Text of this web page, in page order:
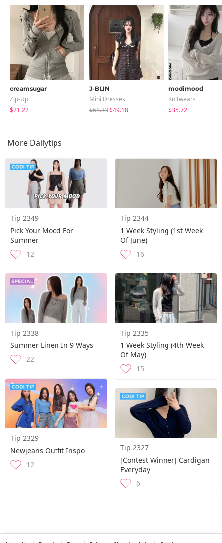
creamsugar
Zip-Up
$21.22
J-BLIN
Mini Dresses
$61.33$49.18
modimood
Knitwears
$35.72
More Dailytips
Tip 2349
Pick Your Mood For
Summer
12
Tip 2344
1 Week Styling (1st Week
Of June)
16
Tip 2338
Summer Linen In 9 Ways
22
Tip 2335
1 Week Styling (4th Week
Of May)
15
Tip 2329
Newjeans Outfit Inspo
12
Tip 2327
[Contest Winner] Cardigan
Everyday
6